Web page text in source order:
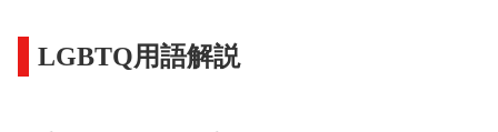
LGBTQ用語解説